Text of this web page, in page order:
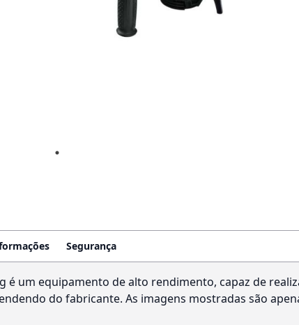
Segurança
é um equipamento de alto rendimento, capaz de
do fabricante. As imagens mostradas são